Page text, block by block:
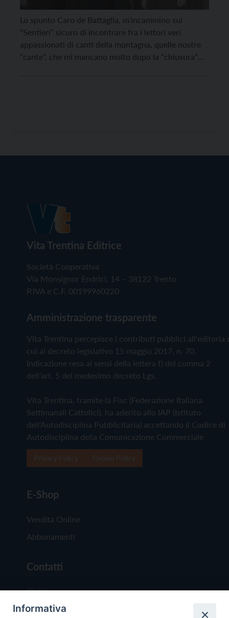
Lo spunto Caro de Battaglia, m’incammino sui
“Sentieri” sicuro di incontrare fra i lettori veri
appassionati di canti della montagna, quelle nostre
“cante”, che mi mancano molto dopo la “chiusura”
Vita Trentina Editrice
Società Cooperativa
Via Monsignor Endrici, 14 – 38122 Trento
P.IVA e C.F. 00199960220
Amministrazione trasparente
Vita Trentina percepisce i contributi pubblici all'editoria
cui al decreto legislativo 15 maggio 2017, n. 70.
Indicazione resa ai sensi della lettera f) del comma 2
dell'art. 5 del medesimo decreto Lgs.
Vita Trentina, tramite la Fisc (Federazione Italiana
Settimanali Cattolici), ha aderito allo IAP (Istituto
dell'Autodisciplina Pubblicitaria) accettando il Codice di
Autodisciplina della Comunicazione Commerciale
E-Shop
Vendita Online
Abbonamenti
Contatti
Chi Siamo
Redazione
Informativa